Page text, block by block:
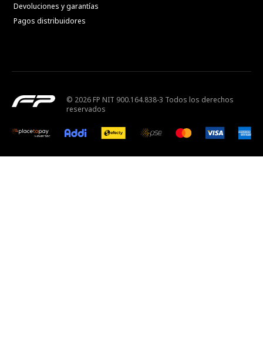
Devoluciones y garantías
Pagos distribuidores
© 2026 FP NIT 900.164.838-3 Todos los derechos
reservados